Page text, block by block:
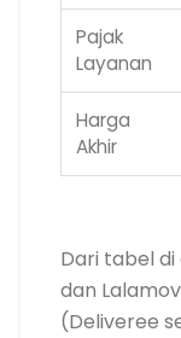
Pajak
Layanan
Harga
Akhir
Dari tabel
dan
(Deliveree